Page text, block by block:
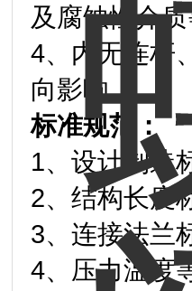
及腐蚀性介
4、内无连杆
向影响
标准规范：
1、设计制造
2、结构长度
3、连接法兰
4、压力温度